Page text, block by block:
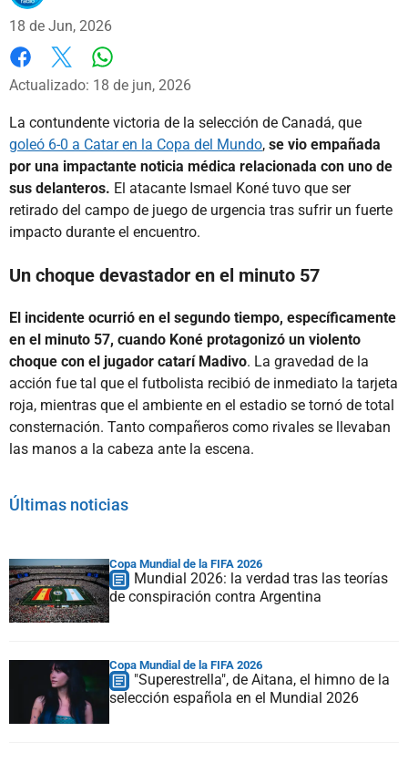
18 de Jun, 2026
Facebook
X Whatsapp
Actualizado: 18 de jun, 2026
La contundente victoria de la selección de Canadá, que
goleó 6-0 a Catar en la Copa del Mundo, se vio empañada
por una impactante noticia médica relacionada con uno de
sus delanteros. El atacante Ismael Koné tuvo que ser
retirado del campo de juego de urgencia tras sufrir un fuerte
impacto durante el encuentro.
Un choque devastador en el minuto 57
El incidente ocurrió en el segundo tiempo, específicamente
en el minuto 57, cuando Koné protagonizó un violento
choque con el jugador catarí Madivo. La gravedad de la
acción fue tal que el futbolista recibió de inmediato la tarjeta
roja, mientras que el ambiente en el estadio se tornó de total
consternación. Tanto compañeros como rivales se llevaban
las manos a la cabeza ante la escena.
Últimas noticias
Copa Mundial de la FIFA 2026
Mundial 2026: la verdad tras las teorías
de conspiración contra Argentina
Copa Mundial de la FIFA 2026
"Superestrella", de Aitana, el himno de la
selección española en el Mundial 2026